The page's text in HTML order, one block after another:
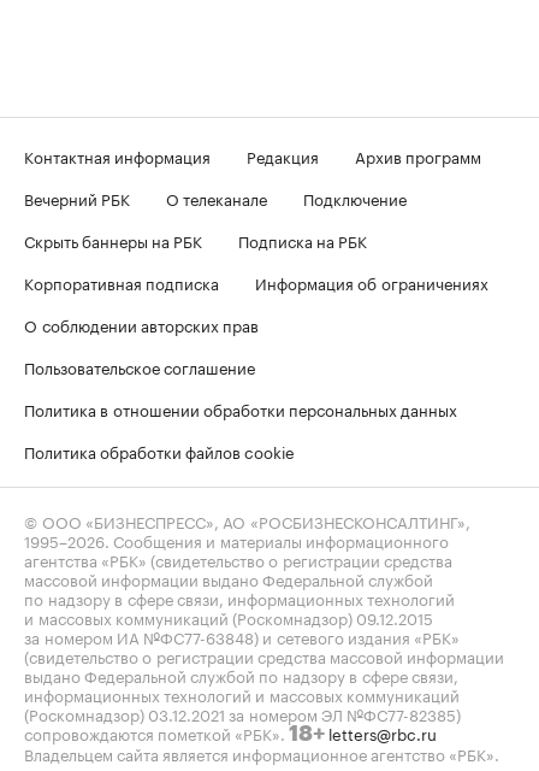
Контактная информация Редакция
Архив программ
Вечерний РБК
О телеканале
Подключение
Скрыть баннеры на РБК
Подписка на РБК
Корпоративная подписка
Информация об ограничениях
О соблюдении авторских прав
Пользовательское соглашение
Политика в отношении обработки персональных данных
Политика обработки файлов cookie
© ООО «БИЗНЕСПРЕСС», АО «РОСБИЗНЕСКОНСАЛТИНГ»,
1995–2026 . Сообщения и материалы информационного
агентства «РБК» (свидетельство о регистрации средства
массовой информации выдано Федеральной службой
по надзору в сфере связи, информационных технологий
и массовых коммуникаций (Роскомнадзор) 09.12.2015
за номером ИА №ФС77-63848) и сетевого издания «РБК»
(свидетельство о регистрации средства массовой информации
выдано Федеральной службой по надзору в сфере связи,
информационных технологий и массовых коммуникаций
(Роскомнадзор) 03.12.2021 за номером ЭЛ №ФС77-82385)
сопровождаются пометкой «РБК». 18+ letters@rbc.ru
Владельцем сайта является информационное агентство «РБК».